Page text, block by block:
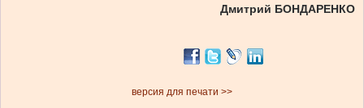
Дмитрий БОНДАРЕНКО
версия для печати >>